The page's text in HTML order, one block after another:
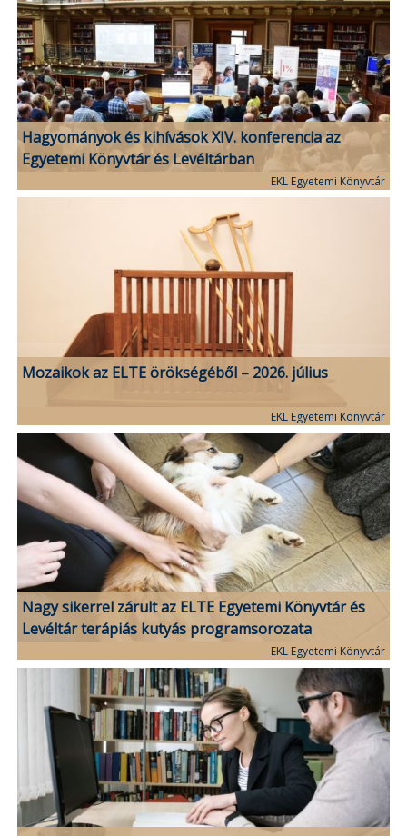
Hagyományok és kihívások XIV. konferencia az
Egyetemi Könyvtár és Levéltárban
EKL Egyetemi Könyvtár
Mozaikok az ELTE örökségéből – 2026. július
EKL Egyetemi Könyvtár
Nagy sikerrel zárult az ELTE Egyetemi Könyvtár és
Levéltár terápiás kutyás programsorozata
EKL Egyetemi Könyvtár